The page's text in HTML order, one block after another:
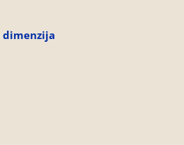
dimenzija